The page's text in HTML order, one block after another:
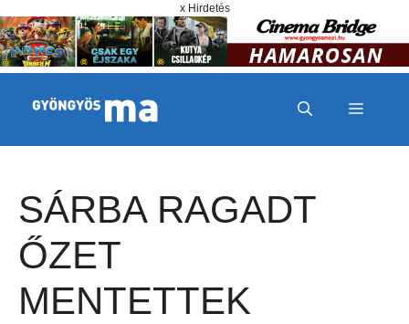
x Hirdetés
MENÜ
SÁRBA RAGADT
ŐZET
MENTETTEK